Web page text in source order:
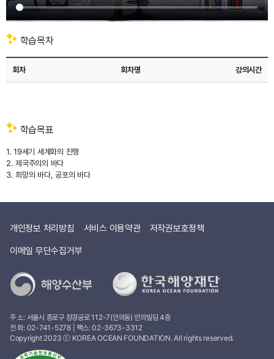
저는
역사학부에서
서양사를
이번
강의에서는
이후
바다를
통해
더욱
소통하는
살펴보려고
여러분,
여름이
되면
어디로
피서를
가시나요?
무더운
학습목차
회차 회차명 강의시간
학습목표
1. 19세기 세계화의 진행
2. 제국주의의 바다
3. 희망의 바다, 공포의 바다
개인정보 처리방침 서비스 이용약관
저작권보호정책
이메일 무단수집거부
주 소: 서울시 종로구 창경궁로 112-7(인의동) 인의빌딩 4층
전 화: 02-741-5278| 팩스: 02-3673-3312
Copyright 2023 ⓒ KOREA OCEAN FOUNDATION. All rights reserved.